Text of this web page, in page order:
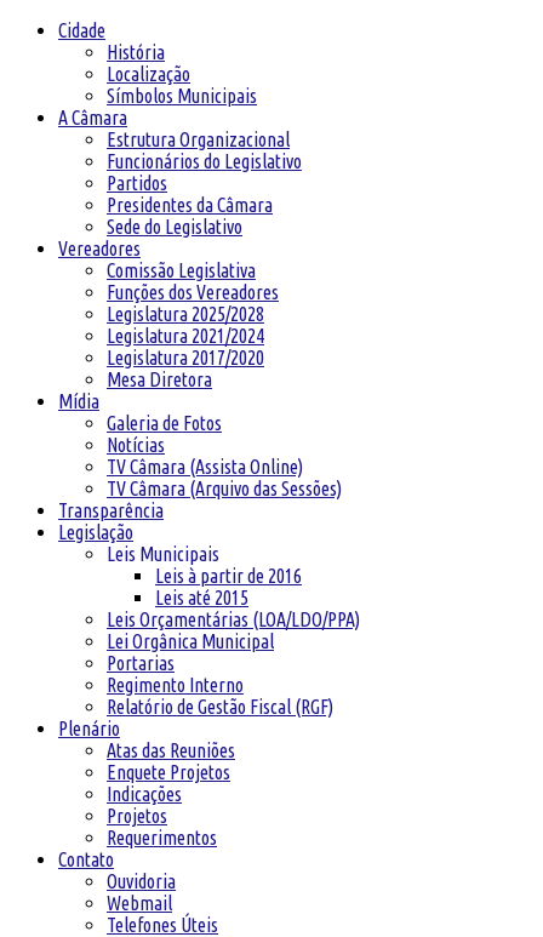
Cidade
História
Localização
Símbolos Municipais
A Câmara
Estrutura Organizacional
Funcionários do Legislativo
Partidos
Presidentes da Câmara
Sede do Legislativo
Vereadores
Comissão Legislativa
Funções dos Vereadores
Legislatura 2025/2028
Legislatura 2021/2024
Legislatura 2017/2020
Mesa Diretora
Mídia
Galeria de Fotos
Notícias
TV Câmara (Assista Online)
TV Câmara (Arquivo das Sessões)
Transparência
Legislação
Leis Municipais
Leis à partir de 2016
Leis até 2015
Leis Orçamentárias (LOA/LDO/PPA)
Lei Orgânica Municipal
Portarias
Regimento Interno
Relatório de Gestão Fiscal (RGF)
Plenário
Atas das Reuniões
Enquete Projetos
Indicações
Projetos
Requerimentos
Contato
Ouvidoria
Webmail
Telefones Úteis